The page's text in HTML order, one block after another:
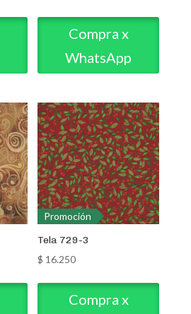
Compra x
WhatsApp
Promoción
Tela 729-3
$ 16.250
Compra x